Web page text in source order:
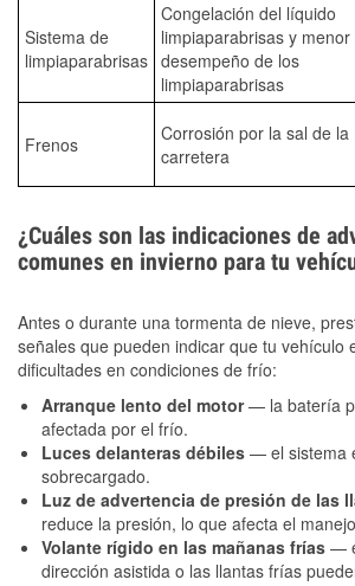
Sistema de
limpiaparabrisas
Congelación del líquido
limpiaparabrisas y menor
desempeño de los
limpiaparabrisas
Frenos
Corrosión por la sal de la
carretera
¿Cuáles son las indicaciones de
comunes en invierno para tu
Antes o durante una tormenta de nieve,
señales que pueden indicar que tu vehículo
dificultades en condiciones de frío:
Arranque lento del motor— la batería
afectada por el frío.
Luces delanteras débiles — el sistema
sobrecargado.
Luz de advertencia de presión de las
reduce la presión, lo que afecta el
Volante rígido en las mañanas frías —
dirección asistida o las llantas frías